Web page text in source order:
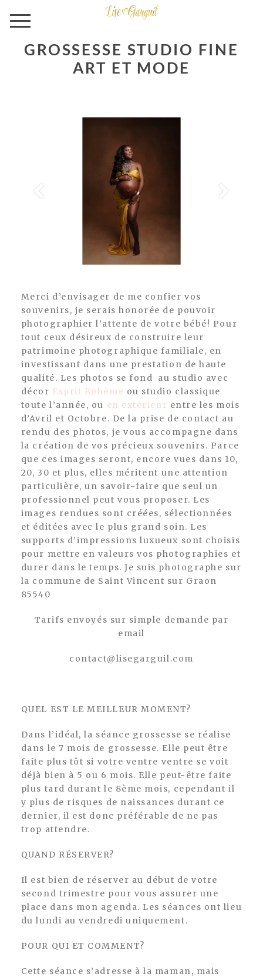
GROSSESSE STUDIO FINE
ART ET MODE
Merci d’envisager de me confier vos
souvenirs, je serais honorée de pouvoir
photographier l’attente de votre bébé! Pour
tout ceux désireux de construire leur
patrimoine photographique familiale, en
investissant dans une prestation de haute
qualité. Les photos se fond au studio avec
décor Esprit Bohème ou studio classique
toute l’année, ou en extérieur entre les mois
d’Avril et Octobre. De la prise de contact au
rendu des photos, je vous accompagne dans
la création de vos précieux souvenirs. Parce
que ces images seront, encore vues dans 10,
20, 30 et plus, elles méritent une attention
particulière, un savoir-faire que seul un
professionnel peut vous proposer. Les
images rendues sont créées, sélectionnées
et éditées avec le plus grand soin. Les
supports d’impressions luxueux sont choisis
pour mettre en valeurs vos photographies et
durer dans le temps. Je suis photographe sur
la commune de Saint Vincent sur Graon
85540
Tarifs envoyés sur simple demande par
email
contact@lisegarguil.com
QUEL EST LE MEILLEUR MOMENT?
Dans l’idéal, la séance grossesse se réalise
dans le 7 mois de grossesse. Elle peut être
faite plus tôt si votre ventre ventre se voit
déjà bien à 5 ou 6 mois. Elle peut-être faite
plus tard durant le 8ème mois, cependant il
y plus de risques de naissances durant ce
dernier, il est donc préférable de ne pas
trop attendre.
QUAND RÉSERVER?
Il est bien de réserver au début de votre
second trimestre pour vous assurer une
place dans mon agenda. Les séances ont lieu
du lundi au vendredi uniquement.
POUR QUI ET COMMENT?
Cette séance s’adresse à la maman, mais